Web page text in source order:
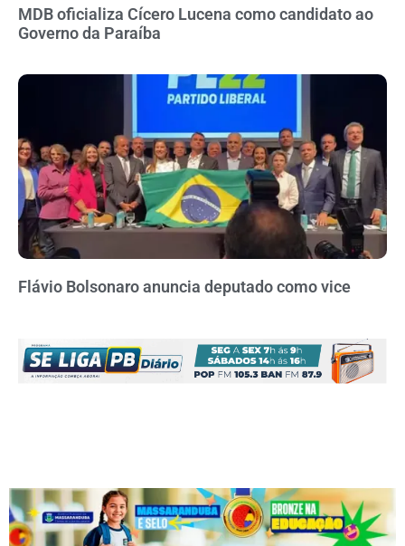
MDB oficializa Cícero Lucena como candidato ao
Governo da Paraíba
Flávio Bolsonaro anuncia deputado como vice